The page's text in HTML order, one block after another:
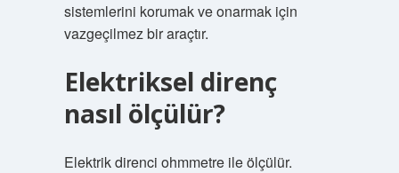
sistemlerini korumak ve onarmak için
vazgeçilmez bir araçtır.
Elektriksel direnç
nasıl ölçülür?
Elektrik direnci ohmmetre ile ölçülür.